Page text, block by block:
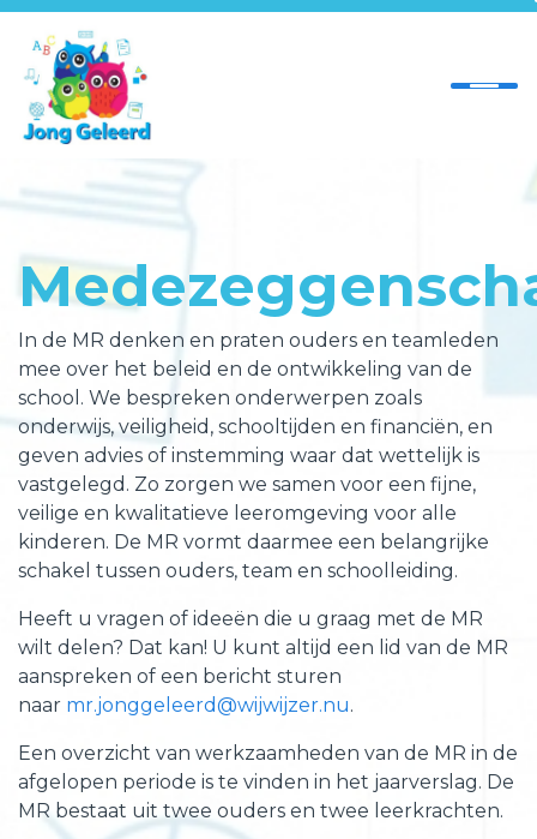
Onze school
Ouders
Vacatures
Contact
In de MR denken en praten ouders en teamleden
mee over het beleid en de ontwikkeling van de
school. We bespreken onderwerpen zoals
onderwijs, veiligheid, schooltijden en financiën, en
geven advies of instemming waar dat wettelijk is
vastgelegd. Zo zorgen we samen voor een fijne,
veilige en kwalitatieve leeromgeving voor alle
kinderen. De MR vormt daarmee een belangrijke
schakel tussen ouders, team en schoolleiding.
Heeft u vragen of ideeën die u graag met de MR
wilt delen? Dat kan! U kunt altijd een lid van de MR
aanspreken of een bericht sturen
naar mr.jonggeleerd@wijwijzer.nu.
Een overzicht van werkzaamheden van de MR in de
afgelopen periode is te vinden in het jaarverslag. De
MR bestaat uit twee ouders en twee leerkrachten.